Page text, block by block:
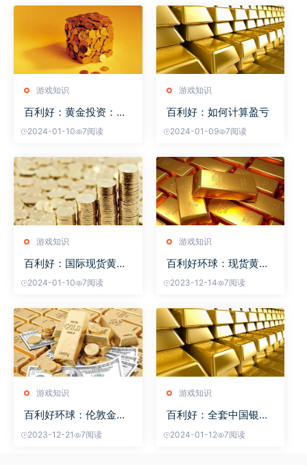
游戏知识
百利好：黄金投资：适
合
2024-01-10 7阅读
游戏知识
百利好：如何计算盈亏
2024-01-09 7阅读
游戏知识
百利好：国际现货黄金
开
2024-01-10 7阅读
游戏知识
百利好环球：现货黄金
k线
2023-12-14 7阅读
游戏知识
百利好环球：伦敦金平
2023-12-21 7阅读
游戏知识
百利好：全套中国银元
2024-01-12 7阅读